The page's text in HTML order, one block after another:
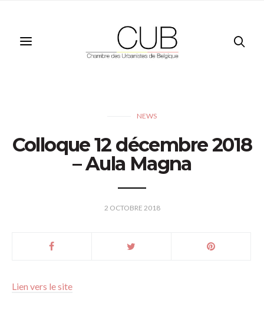
NEWS
Colloque 12 décembre 2018
– Aula Magna
2 OCTOBRE 2018
Lien vers le site